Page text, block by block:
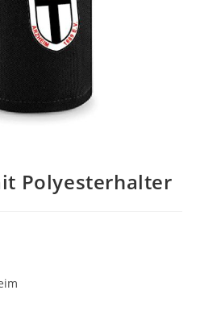
Polyesterhalter